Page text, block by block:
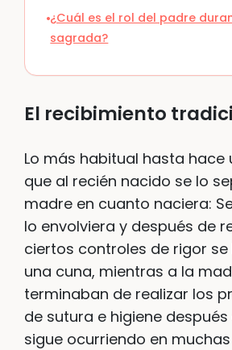
¿Cuál es el rol del padre
sagrada?
El recibimiento
Lo más habitual hasta hace
que al recién nacido se lo
madre en cuanto naciera:
lo envolviera y después de
ciertos controles de rigor se
una cuna, mientras a la
terminaban de realizar los
de sutura e higiene después
sigue ocurriendo en